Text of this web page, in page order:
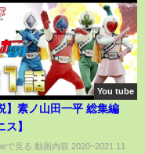
You tube
】素ノ山田一平 総集編
ス】
で見る 動画内容 2020~2021 11